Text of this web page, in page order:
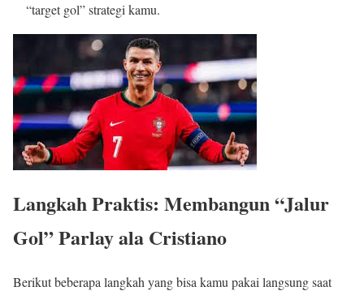
“target gol” strategi kamu.
Langkah Praktis: Membangun “Jalur
Gol” Parlay ala Cristiano
Berikut beberapa langkah yang bisa kamu pakai langsung saat